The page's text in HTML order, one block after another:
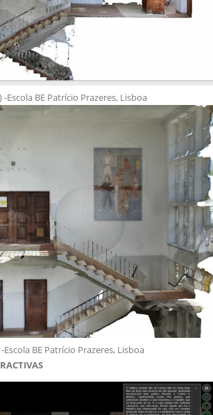
Escola BE Patrício Prazeres, Lisboa
BE Patrício Prazeres, Lisboa